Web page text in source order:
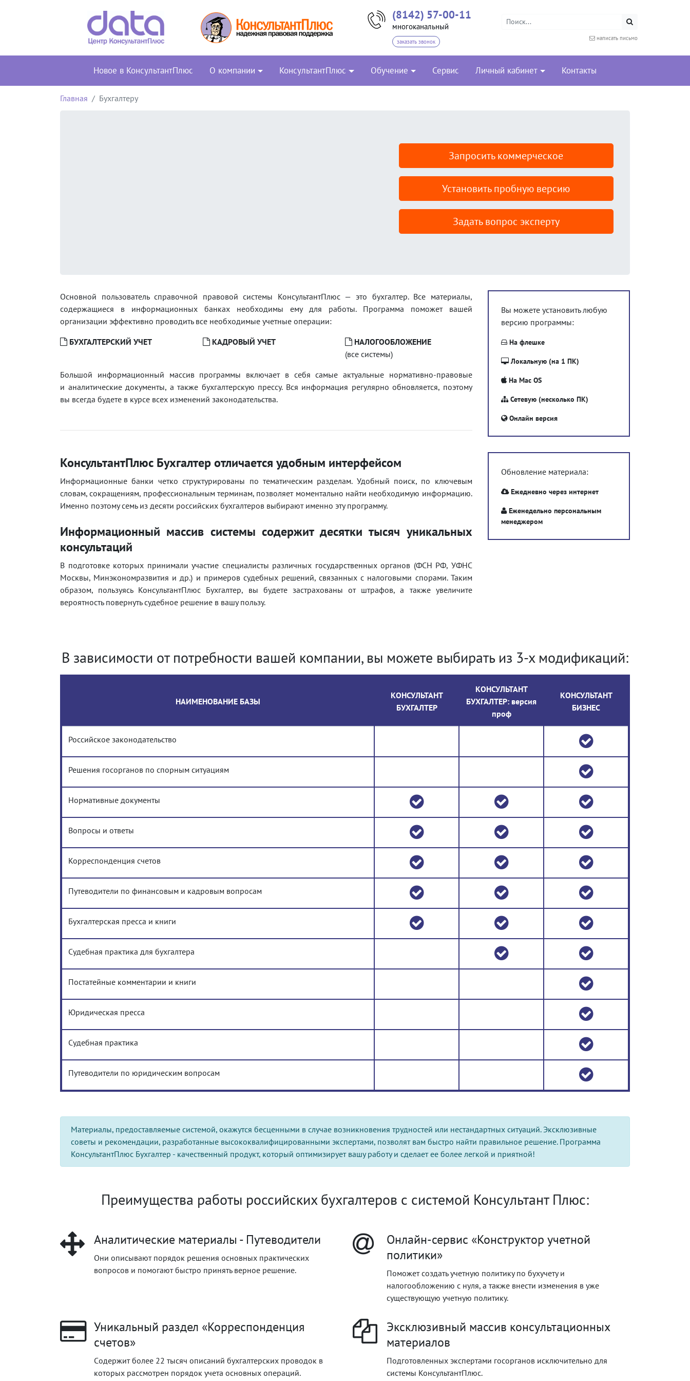
(8142) 57-00-11
многоканальный
заказать звонок
написать письмо
Новое в КонсультантПлюс О компании КонсультантПлюс Обучение Сервис Личный кабинет Контакты
Главная Бухгалтеру
Запросить коммерческое
Установить пробную версию
Задать вопрос эксперту
Основной пользователь справочной правовой системы КонсультантПлюс — это бухгалтер. Все материалы,
содержащиеся в информационных банках необходимы ему для работы. Программа поможет вашей
организации эффективно проводить все необходимые учетные операции:
БУХГАЛТЕРСКИЙ УЧЕТ
КАДРОВЫЙ УЧЕТ
НАЛОГООБЛОЖЕНИЕ
(все системы)
Большой информационный массив программы включает в себя самые актуальные нормативно-правовые
и аналитические документы, а также бухгалтерскую прессу. Вся информация регулярно обновляется, поэтому
вы всегда будете в курсе всех изменений законодательства.
КонсультантПлюс Бухгалтер отличается удобным интерфейсом
Информационные банки четко структурированы по тематическим разделам. Удобный поиск, по ключевым
словам, сокращениям, профессиональным терминам, позволяет моментально найти необходимую информацию.
Именно поэтому семь из десяти российских бухгалтеров выбирают именно эту программу.
Информационный массив системы содержит десятки тысяч уникальных
консультаций
В подготовке которых принимали участие специалисты различных государственных органов (ФСН РФ, УФНС
Москвы, Минэкономразвития и др.) и примеров судебных решений, связанных с налоговыми спорами. Таким
образом, пользуясь КонсультантПлюс Бухгалтер, вы будете застрахованы от штрафов, а также увеличите
вероятность повернуть судебное решение в вашу пользу.
Вы можете установить любую
версию программы:
На флешке
Локальную (на 1 ПК)
На Mас OS
Сетевую (несколько ПК)
Онлайн версия
Обновление материала:
Ежедневно через интернет
Еженедельно персональным
менеджером
В зависимости от потребности вашей компании, вы можете выбирать из 3-х модификаций:
НАИМЕНОВАНИЕ БАЗЫ
КОНСУЛЬТАНТ
БУХГАЛТЕР
КОНСУЛЬТАНТ
БУХГАЛТЕР: версия
проф
КОНСУЛЬТАНТ
БИЗНЕС
Российское законодательство
Решения госорганов по спорным ситуациям
Нормативные документы
Вопросы и ответы
Корреспонденция счетов
Путеводители по финансовым и кадровым вопросам
Бухгалтерская пресса и книги
Судебная практика для бухгалтера
Постатейные комментарии и книги
Юридическая пресса
Судебная практика
Путеводители по юридическим вопросам
Материалы, предоставляемые системой, окажутся бесценными в случае возникновения трудностей или нестандартных ситуаций. Эксклюзивные
советы и рекомендации, разработанные высококвалифицированными экспертами, позволят вам быстро найти правильное решение. Программа
КонсультантПлюс Бухгалтер - качественный продукт, который оптимизирует вашу работу и сделает ее более легкой и приятной!
Преимущества работы российских бухгалтеров с системой Консультант Плюс:
Аналитические материалы - Путеводители
Они описывают порядок решения основных практических
вопросов и помогают быстро принять верное решение.
Онлайн-сервис «Конструктор учетной
политики»
Поможет создать учетную политику по бухучету и
налогообложению с нуля, а также внести изменения в уже
существующую учетную политику.
Уникальный раздел «Корреспонденция
счетов»
Cодержит более 22 тыcяч описаний бухгалтерских проводок в
которых рассмотрен порядок учета основных операций.
Эксклюзивный массив консультационных
материалов
Подготовленных экспертами госорганов исключительно для
системы КонсультантПлюс.